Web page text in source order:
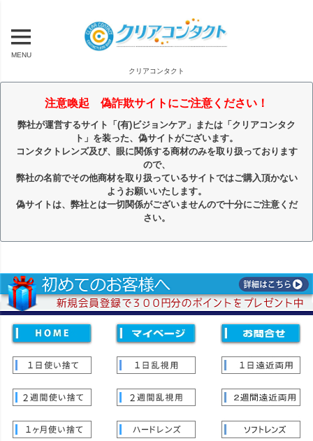
MENU
クリアコンタクト
注意喚起 偽詐欺サイトにご注意ください！
弊社が運営するサイト「(有)ビジョンケア」または「クリアコンタク
ト」を装った、偽サイトがございます。
コンタクトレンズ及び、眼に関係する商材のみを取り扱っております
ので、
弊社の名前でその他商材を取り扱っているサイトではご購入頂かない
ようお願いいたします。
偽サイトは、弊社とは一切関係がございませんので十分にご注意くだ
さい。
価格
〜
並び順
登録順
価格が高い順